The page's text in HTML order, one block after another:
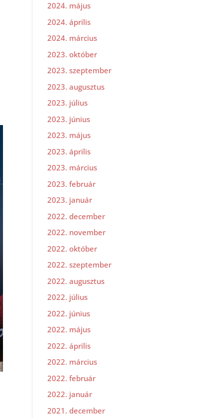
2024. május
2024. április
2024. március
2023. október
2023. szeptember
2023. augusztus
2023. július
2023. június
2023. május
2023. április
2023. március
2023. február
2023. január
2022. december
2022. november
2022. október
2022. szeptember
2022. augusztus
2022. július
2022. június
2022. május
2022. április
2022. március
2022. február
2022. január
2021. december